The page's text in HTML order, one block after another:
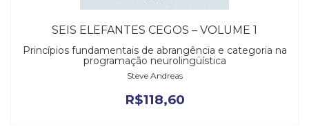
SEIS ELEFANTES CEGOS – VOLUME 1
Princípios fundamentais de abrangência e categoria na
programação neurolingüística
Steve Andreas
R$118,60